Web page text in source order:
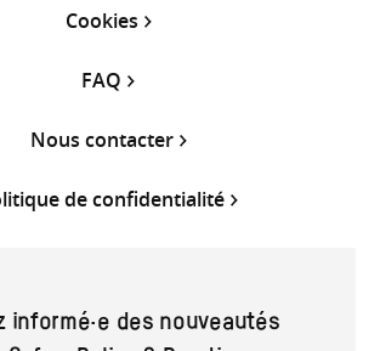
Cookies
FAQ
Nous contacter
de confidentialité
informé·e des nouveautés